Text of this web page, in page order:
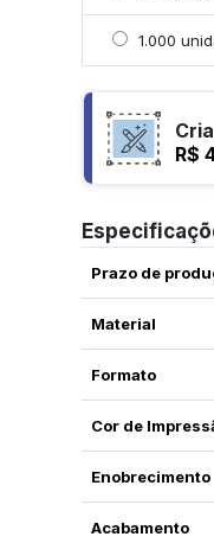
Selecionar
1.000
R$
Prazo de
Material
Formato
Cor de
Enobrecimento
Acabamento